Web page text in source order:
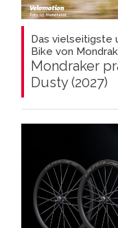
Das vielseitigste
Bike von
Mondraker
Dusty (2027)